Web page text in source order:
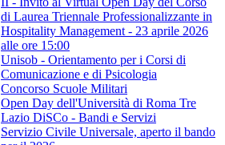
di Laurea Triennale Professionalizzante in
Hospitality Management - 23 aprile 2026
alle ore 15:00
Unisob - Orientamento per i Corsi di
Comunicazione e di Psicologia
Concorso Scuole Militari
Open Day dell'Università di Roma Tre
Lazio DiSCo - Bandi e Servizi
Servizio Civile Universale, aperto il bando